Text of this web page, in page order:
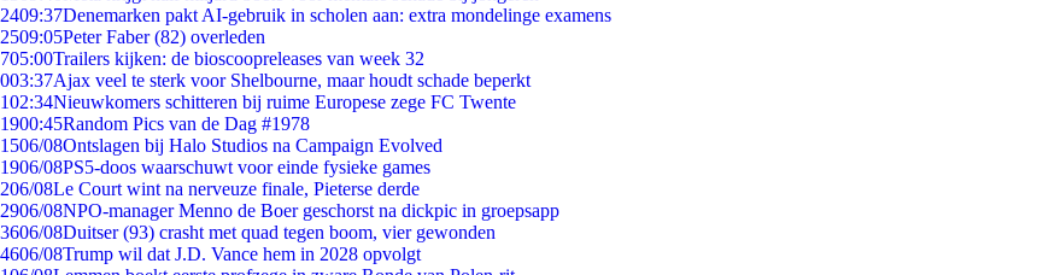
2409:37Denemarken pakt AI-gebruik in scholen aan: extra mondelinge examens
2509:05Peter Faber (82) overleden
705:00Trailers kijken: de bioscoopreleases van week 32
003:37Ajax veel te sterk voor Shelbourne, maar houdt schade beperkt
102:34Nieuwkomers schitteren bij ruime Europese zege FC Twente
1900:45Random Pics van de Dag #1978
1506/08Ontslagen bij Halo Studios na Campaign Evolved
1906/08PS5-doos waarschuwt voor einde fysieke games
206/08Le Court wint na nerveuze finale, Pieterse derde
2906/08NPO-manager Menno de Boer geschorst na dickpic in groepsapp
3606/08Duitser (93) crasht met quad tegen boom, vier gewonden
4606/08Trump wil dat J.D. Vance hem in 2028 opvolgt